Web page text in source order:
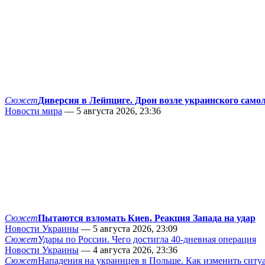
СюжетДиверсия в Лейпциге. Дрон возле украинского
Новости мира — 5 августа 2026, 23:36
СюжетПытаются взломать Киев. Реакция Запада на удар
Новости Украины — 5 августа 2026, 23:09
СюжетУдары по России. Чего достигла 40-дневная операция
Новости Украины — 4 августа 2026, 23:36
СюжетНападения на украинцев в Польше. Как изменить